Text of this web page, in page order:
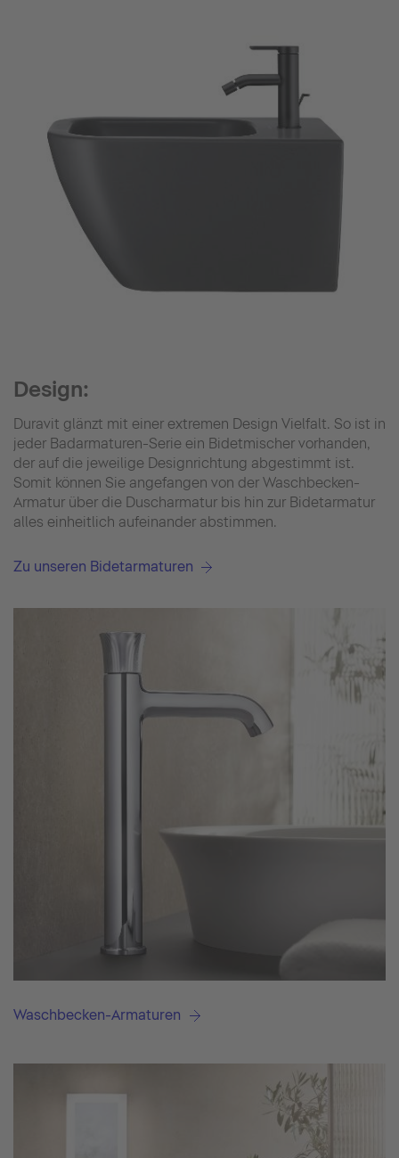
Design:
Duravit glänzt mit einer extremen Design Vielfalt. So ist in
jeder Badarmaturen-Serie ein Bidetmischer vorhanden,
der auf die jeweilige Designrichtung abgestimmt ist.
Somit können Sie angefangen von der Waschbecken-
Armatur über die Duscharmatur bis hin zur Bidetarmatur
alles einheitlich aufeinander abstimmen.
Zu unseren Bidetarmaturen
Waschbecken-Armaturen